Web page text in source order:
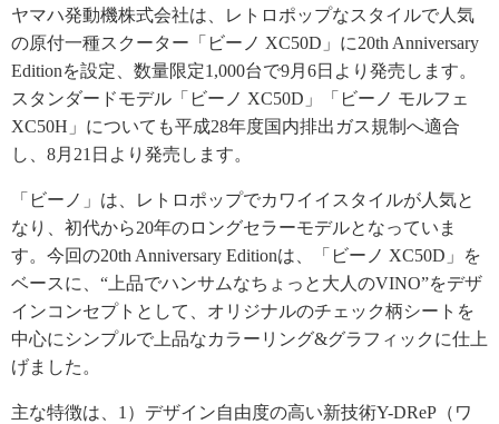
ヤマハ発動機株式会社は、レトロポップなスタイルで人気
の原付一種スクーター「ビーノ XC50D」に20th Anniversary
Editionを設定、数量限定1,000台で9月6日より発売します。
スタンダードモデル「ビーノ XC50D」「ビーノ モルフェ
XC50H」についても平成28年度国内排出ガス規制へ適合
し、8月21日より発売します。
「ビーノ」は、レトロポップでカワイイスタイルが人気と
なり、初代から20年のロングセラーモデルとなっていま
す。今回の20th Anniversary Editionは、「ビーノ XC50D」を
ベースに、“上品でハンサムなちょっと大人のVINO”をデザ
インコンセプトとして、オリジナルのチェック柄シートを
中心にシンプルで上品なカラーリング&グラフィックに仕上
げました。
主な特徴は、1）デザイン自由度の高い新技術Y-DReP（ワ